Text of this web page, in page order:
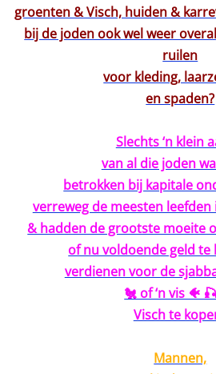
groenten & Visch, huiden &
bij de joden ook wel weer
ruilen
voor kleding,
en spaden?
Slechts ‘n klein
van al die joden
betrokken bij kapitale
verreweg de meesten
& hadden de grootste moeite
of nu voldoende geld te
verdienen voor de
🐔 of ‘n vis 🐠
Visch te
Mannen,